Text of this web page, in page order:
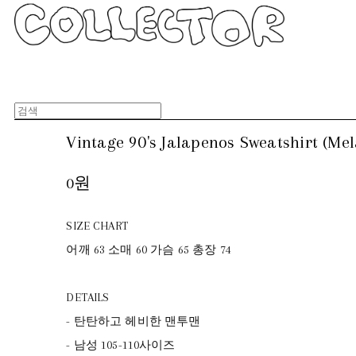
Vintage 90's Jalapenos Sweatshirt
0원
SIZE CHART
어깨 63 소매 60 가슴 65 총장 74
DETAILS
- 탄탄하고 헤비한 맨투맨
- 남성 105-110사이즈